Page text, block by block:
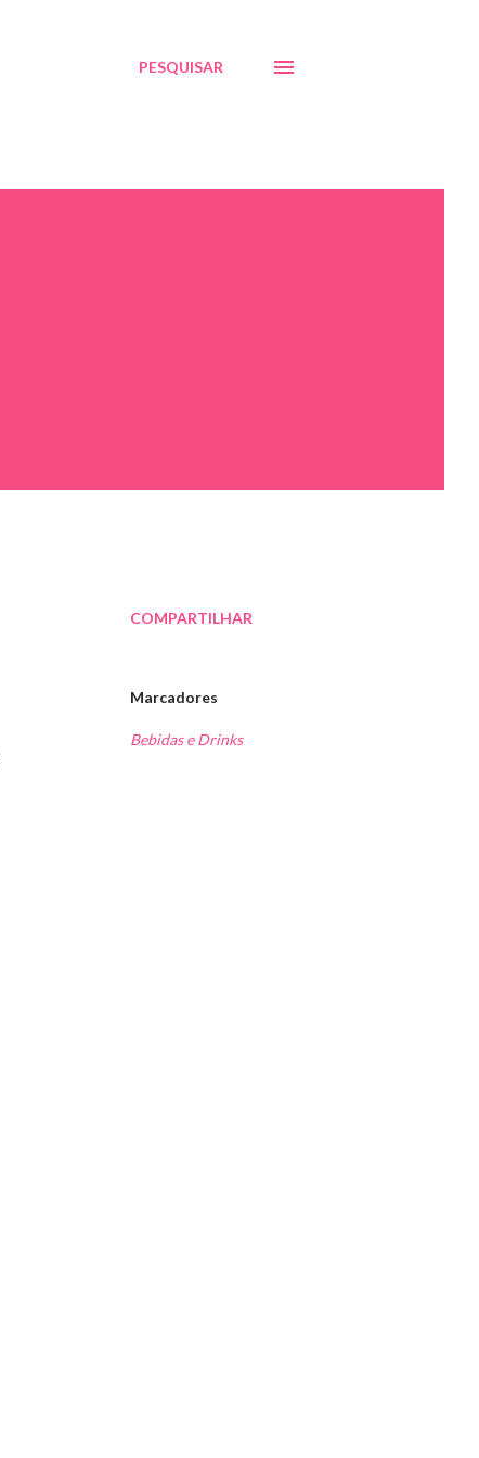
PESQUISAR
COMPARTILHAR
Marcadores
Bebidas e Drinks